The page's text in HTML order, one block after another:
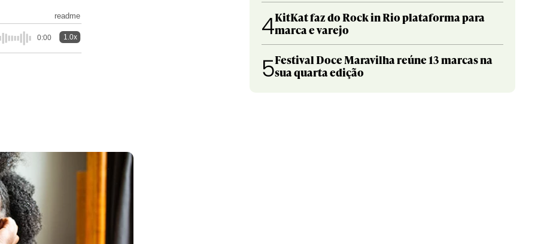
readme
0:00 1.0x 4KitKat faz do Rock in Rio plataforma para
marca e varejo
5Festival Doce Maravilha reúne 13 marcas na
sua quarta edição